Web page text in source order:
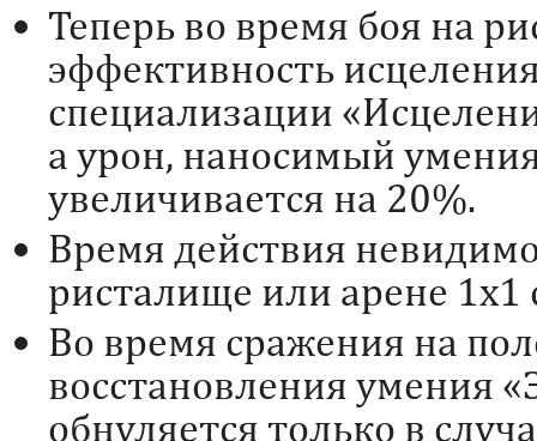
Теперь во время боя на
эффективность
специализации
а урон, наносимый
увеличивается на 20%.
Время действия
ристалище или арене 1х1
Во время сражения на
восстановления умения
обнуляется только в